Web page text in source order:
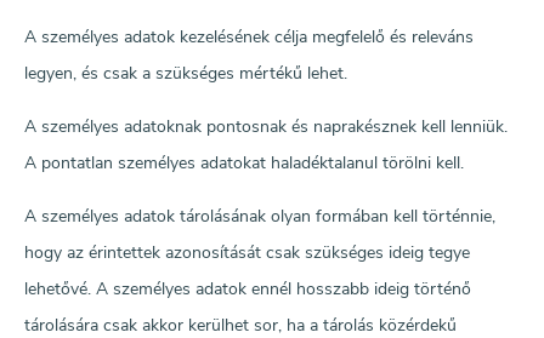
A személyes adatok kezelésének célja megfelelő és releváns
legyen, és csak a szükséges mértékű lehet.
A személyes adatoknak pontosnak és naprakésznek kell lenniük.
A pontatlan személyes adatokat haladéktalanul törölni kell.
A személyes adatok tárolásának olyan formában kell történnie,
hogy az érintettek azonosítását csak szükséges ideig tegye
lehetővé. A személyes adatok ennél hosszabb ideig történő
tárolására csak akkor kerülhet sor, ha a tárolás közérdekű